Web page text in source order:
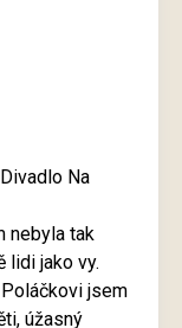
Na
nebyla tak
lidi jako vy.
jsem
úžasný